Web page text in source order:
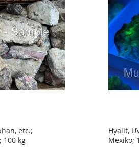
etc.;
100 kg
Hyalit,
Mexiko;